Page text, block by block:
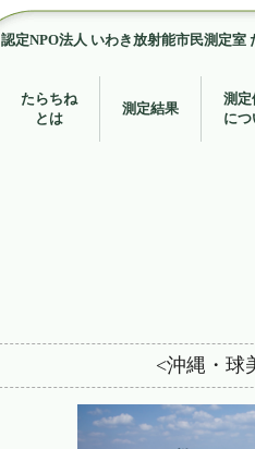
認定NPO法人 いわき放射能市民測定室
たらちね
とは
測定結果
測定
につ
<沖縄・球